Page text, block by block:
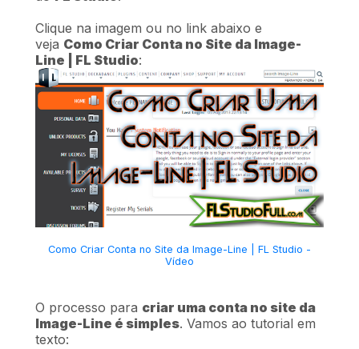
Clique na imagem ou no link abaixo e
veja Como Criar Conta no Site da Image-
Line | FL Studio:
Como Criar Conta no Site da Image-Line | FL Studio -
Vídeo
O processo para criar uma conta no site da
Image-Line é simples. Vamos ao tutorial em
texto: